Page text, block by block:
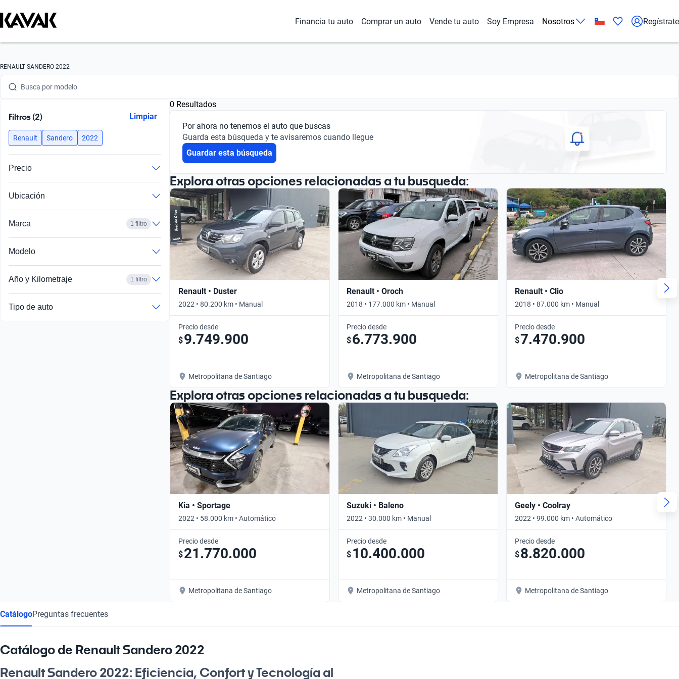
Financia tu auto Comprar un auto Vende tu auto Soy Empresa Nosotros Regístrate
RENAULT SANDERO 2022
Busca por marca
Busca por modelo
Busca por año
Busca por marca
Busca por versión
Busca por año
Filtros (2) Limpiar
Renault Sandero 2022
Precio
Ubicación
Marca 1 filtro
Modelo
Año y Kilometraje 1 filtro
Tipo de auto
0 Resultados
Por ahora no tenemos el auto que buscas
Guarda esta búsqueda y te avisaremos cuando llegue
Guardar esta búsqueda
Explora otras opciones relacionadas a tu busqueda:
Renault • Duster
2022 • 80.200 km • Manual
Precio desde
$9.749.900
Metropolitana de Santiago
Renault • Oroch
2018 • 177.000 km • Manual
Precio desde
$6.773.900
Metropolitana de Santiago
Renault • Clio
2018 • 87.000 km • Manual
Precio desde
$7.470.900
Metropolitana de Santiago
Explora otras opciones relacionadas a tu busqueda:
Kia • Sportage
2022 • 58.000 km • Automático
Precio desde
$21.770.000
Metropolitana de Santiago
Suzuki • Baleno
2022 • 30.000 km • Manual
Precio desde
$ 10.400.000
Metropolitana de Santiago
Geely • Coolray
2022 • 99.000 km • Automático
Precio desde
$8.820.000
Metropolitana de Santiago
CatálogoPreguntas frecuentes
Catálogo de Renault Sandero 2022
Renault Sandero 2022: Eficiencia, Confort y Tecnología al